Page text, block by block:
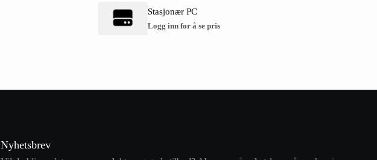
Stasjonær PC
Logg inn for å se pris
Nyhetsbrev